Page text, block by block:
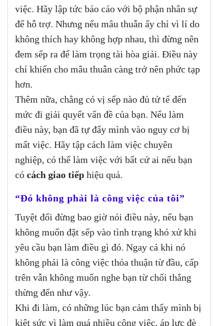
việc. Hãy lập tức báo cáo với bộ phận nhân sự
để hỗ trợ. Nhưng nếu mâu thuẫn ấy chỉ vì lí do
không thích hay không hợp nhau, thì đừng nên
đem sếp ra để làm trọng tài hòa giải. Điều này
chỉ khiến cho mâu thuẫn càng trở nên phức tạp
hơn.
Thêm nữa, chẳng có vị sếp nào đủ tử tế đến
mức đi giải quyết vấn đề của bạn. Nếu làm
điều này, bạn đã tự đẩy mình vào nguy cơ bị
mất việc. Hãy tập cách làm việc chuyên
nghiệp, có thể làm việc với bất cứ ai nếu bạn
có cách giao tiếp hiệu quả.
“Đó không phải là công việc của tôi”
Tuyệt đối đừng bao giờ nói điều này, nếu bạn
không muốn đặt sếp vào tình trạng khó xử khi
yêu cầu bạn làm điều gì đó. Ngay cả khi nó
không phải là công việc thỏa thuận từ đầu, cấp
trên vẫn không muốn nghe bạn từ chối thẳng
thừng đến như vậy.
Khi đi làm, có những lúc bạn cảm thấy mình bị
kiệt sức vì làm quá nhiều công việc, áp lực đè